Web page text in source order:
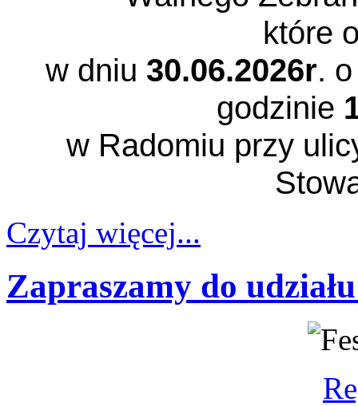
które
w dniu 30.06.2026r.
godzinie
w Radomiu przy
Czytaj więcej...
Zapraszamy do